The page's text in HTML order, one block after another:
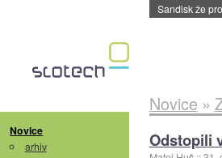
Sandisk že
Novice
arhiv
Novice »
Odstopili